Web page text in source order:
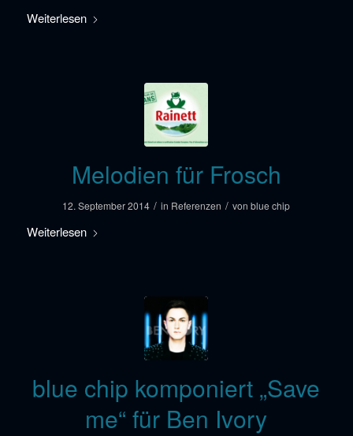
Weiterlesen
Melodien für Frosch
12. September 2014 / in Referenzen / vonblue chip
Weiterlesen
blue chip komponiert „Save
me“ für Ben Ivory